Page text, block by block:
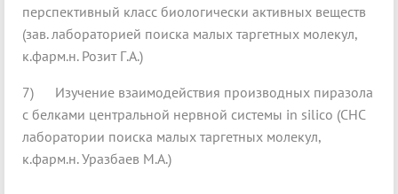
перспективный класс биологически активных веществ
(зав. лабораторией поиска малых таргетных молекул,
к.фарм.н. Розит Г.А.)
7) Изучение взаимодействия производных пиразола
с белками центральной нервной системы in silico (СНС
лаборатории поиска малых таргетных молекул,
к.фарм.н. Уразбаев М.А.)